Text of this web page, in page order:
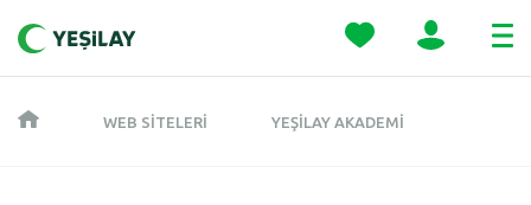
WEB SITELERI YEŞILAY AKADEMI